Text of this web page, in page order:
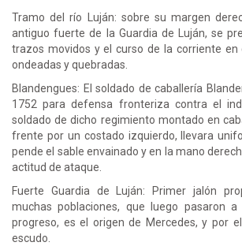
Tramo del río Luján: sobre su margen
antiguo fuerte de la Guardia de Luján, se
trazos movidos y el curso de la corriente en
ondeadas y quebradas.
Blandengues: El soldado de caballería
1752 para defensa fronteriza contra el
soldado de dicho regimiento montado en
frente por un costado izquierdo, llevara
pende el sable envainado y en la mano
actitud de ataque.
Fuerte Guardia de Luján: Primer jalón
muchas poblaciones, que luego pasaron a
progreso, es el origen de Mercedes, y por
escudo.